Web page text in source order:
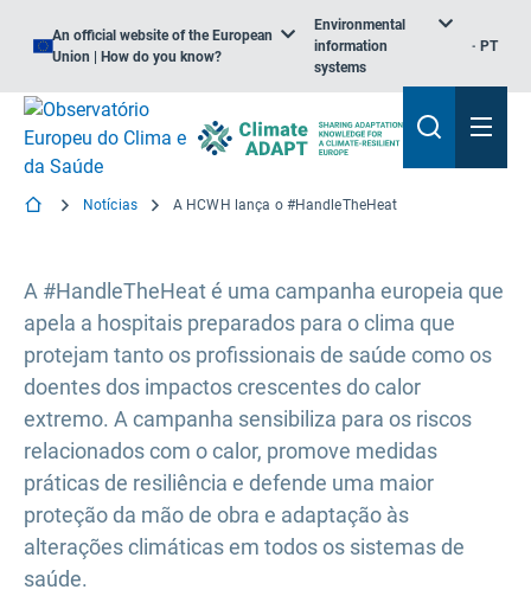
An official website of the European
Union | How do you know?
Environmental
information
systems
PT
Notícias A HCWH lança o #HandleTheHeat
A #HandleTheHeat é uma campanha europeia que
apela a hospitais preparados para o clima que
protejam tanto os profissionais de saúde como os
doentes dos impactos crescentes do calor
extremo. A campanha sensibiliza para os riscos
relacionados com o calor, promove medidas
práticas de resiliência e defende uma maior
proteção da mão de obra e adaptação às
alterações climáticas em todos os sistemas de
saúde.